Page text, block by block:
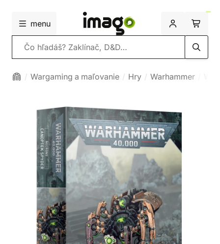
menu
Vyhľadávanie
Wargaming a maľovanie Hry Warhammer